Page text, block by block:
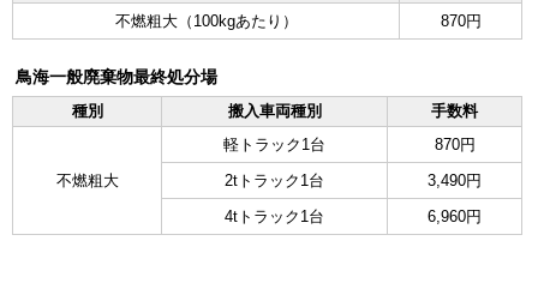
不燃粗大（100kgあたり）
870円
鳥海一般廃棄物最終処分場
種別
搬入車両種別 手数料
不燃粗大
軽トラック1台
870円
2tトラック1台
3,490円
4tトラック1台
6,960円